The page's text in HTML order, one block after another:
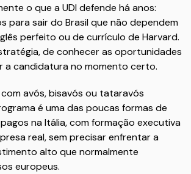
o que a UDI defende há anos:
para sair do Brasil que não dependem
perfeito ou de currículo de Harvard.
de conhecer as oportunidades
a candidatura no momento certo.
avós, bisavós ou tataravós
é uma das poucas formas de
na Itália, com formação executiva
real, sem precisar enfrentar a
alto que normalmente
europeus.